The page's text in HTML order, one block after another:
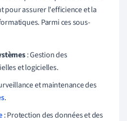
pour assurer l'efficience et la
Parmi ces sous-
: Gestion des
et logicielles.
et maintenance des
.
: Protection des données et des